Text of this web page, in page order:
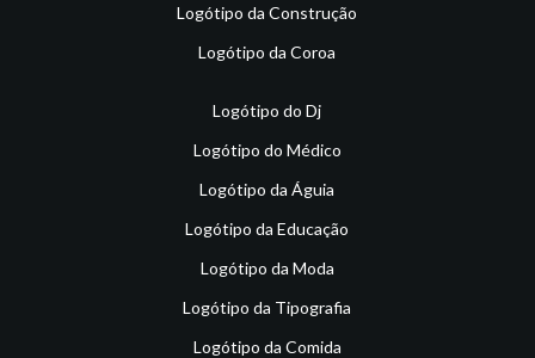
Logótipo da Construção
Logótipo da Coroa
Logótipo do Dj
Logótipo do Médico
Logótipo da Águia
Logótipo da Educação
Logótipo da Moda
Logótipo da Tipografia
Logótipo da Comida